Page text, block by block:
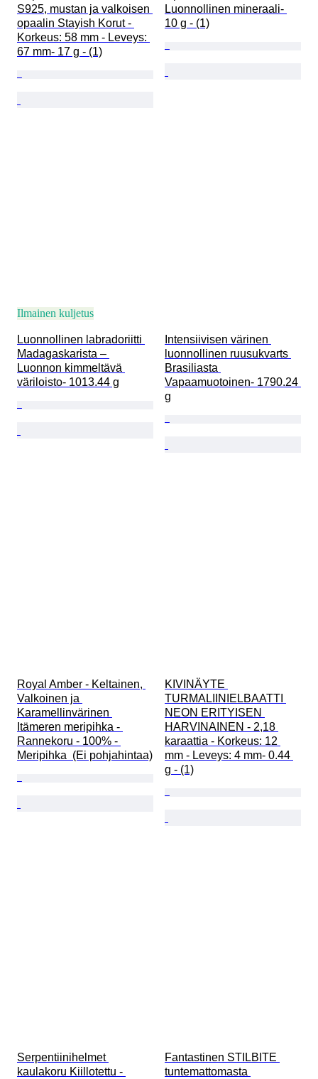
S925, mustan ja valkoisen
opaalin Stayish Korut -
Korkeus: 58 mm - Leveys:
67 mm- 17 g - (1)
Luonnollinen mineraali-
10 g - (1)
Ilmainen kuljetus
Luonnollinen labradoriitti
Madagaskarista –
Luonnon kimmeltävä
väriloisto- 1013.44 g
Intensiivisen värinen
luonnollinen ruusukvarts
Brasiliasta
Vapaamuotoinen- 1790.24
g
Royal Amber - Keltainen,
Valkoinen ja
Karamellinvärinen
Itämeren meripihka -
Rannekoru - 100% -
Meripihka  (Ei pohjahintaa)
KIVINÄYTE
TURMALIINIELBAATTI
NEON ERITYISEN
HARVINAINEN - 2,18
karaattia - Korkeus: 12
mm - Leveys: 4 mm- 0.44
g - (1)
Serpentiinihelmet
kaulakoru Kiillotettu -
Fantastinen STILBITE
tuntemattomasta